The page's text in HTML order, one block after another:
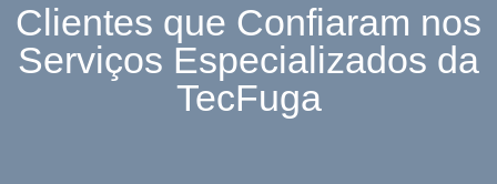
Clientes que Confiaram nos
Serviços Especializados da
TecFuga